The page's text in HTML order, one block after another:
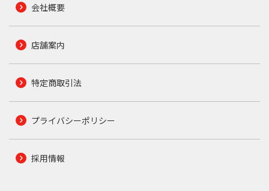
会社概要
店舗案内
特定商取引法
プライバシーポリシー
採用情報